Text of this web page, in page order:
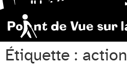
Étiquette : action